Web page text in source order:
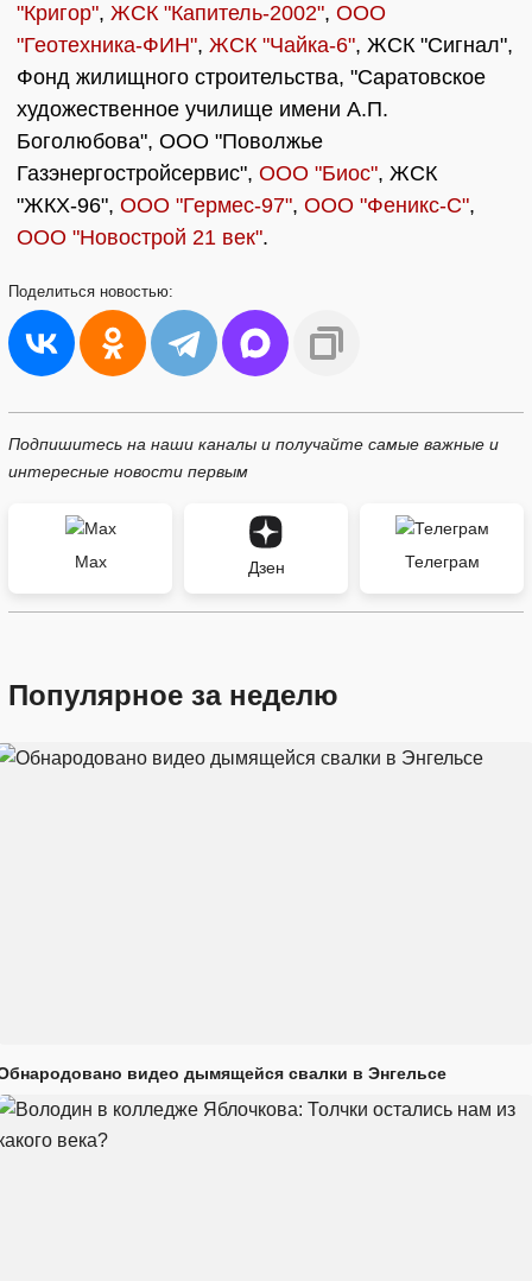
"Кригор", ЖСК "Капитель-2002", ООО
"Геотехника-ФИН", ЖСК "Чайка-6", ЖСК "Сигнал",
Фонд жилищного строительства, "Саратовское
художественное училище имени А.П.
Боголюбова", ООО "Поволжье
Газэнергостройсервис", ООО "Биос", ЖСК
"ЖКХ-96", ООО "Гермес-97", ООО "Феникс-С",
ООО "Новострой 21 век".
Поделиться новостью:
Подпишитесь на наши каналы и получайте самые важные и
интересные новости первым
Max Дзен Телеграм
Популярное за неделю
видео дымящейся свалки в Энгельсе